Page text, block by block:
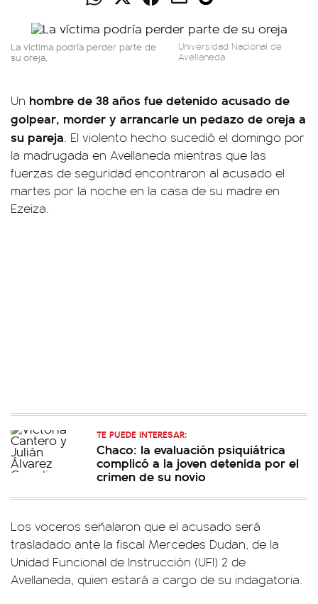
La víctima podría perder parte de
su oreja,
Universidad Nacional de
Avellaneda
Un hombre de 38 años fue detenido acusado de
golpear, morder y arrancarle un pedazo de oreja a
su pareja. El violento hecho sucedió el domingo por
la madrugada en Avellaneda mientras que las
fuerzas de seguridad encontraron al acusado el
martes por la noche en la casa de su madre en
Ezeiza.
TE PUEDE INTERESAR:
Chaco: la evaluación psiquiátrica
complicó a la joven detenida por el
crimen de su novio
Los voceros señalaron que el acusado será
trasladado ante la fiscal Mercedes Dudan, de la
Unidad Funcional de Instrucción (UFI) 2 de
Avellaneda, quien estará a cargo de su indagatoria.